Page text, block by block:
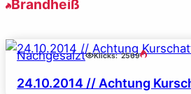
Brandheiß
Nachgesalzt Klicks: 2569
24.10.2014 // Achtung